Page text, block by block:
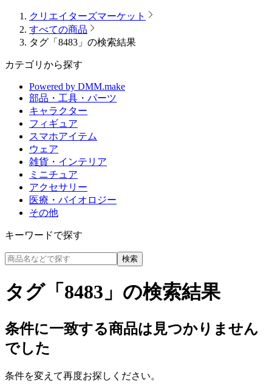
クリエイターズマーケット
すべての商品
タグ「8483」の検索結果
カテゴリから探す
Powered by DMM.make
部品・工具・パーツ
キャラクター
フィギュア
スマホアイテム
ウェア
雑貨・インテリア
ミニチュア
アクセサリー
医療・バイオロジー
その他
キーワードで探す
検索
タグ「8483」の検索結果
条件に一致する商品は見つかりません
でした
条件を変えて再度お探しください。